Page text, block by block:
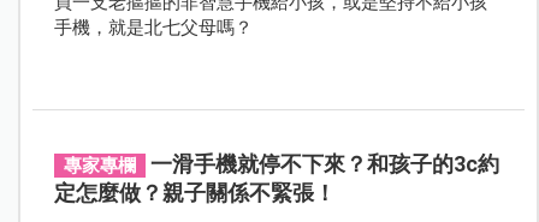
手機，就是北七父母嗎？
專家專欄
一滑手機就停不下來？和孩子的3c約
定怎麼做？親子關係不緊張！